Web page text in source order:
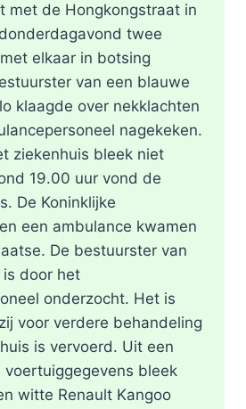
met de Hongkongstraat in
twee
elkaar in botsing
van een blauwe
klaagde over nekklachten
nagekeken.
ziekenhuis bleek niet
19.00 uur vond de
De Koninklijke
een ambulance kwamen
De bestuurster van
is door het
onderzocht. Het is
voor verdere behandeling
is vervoerd. Uit een
voertuiggegevens bleek
witte Renault Kangoo